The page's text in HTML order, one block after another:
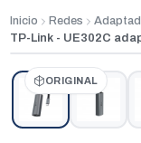
Inicio Redes
TP-Link - UE302C
ORIGINAL